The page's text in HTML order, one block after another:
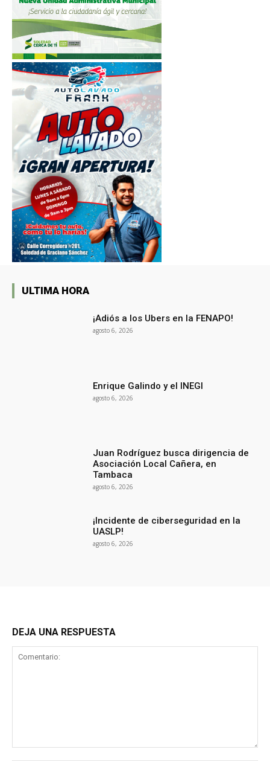
ULTIMA HORA
¡Adiós a los Ubers en la FENAPO!
agosto 6, 2026
Enrique Galindo y el INEGI
agosto 6, 2026
Juan Rodríguez busca dirigencia de
Asociación Local Cañera, en
Tambaca
agosto 6, 2026
¡Incidente de ciberseguridad en la
UASLP!
agosto 6, 2026
DEJA UNA RESPUESTA